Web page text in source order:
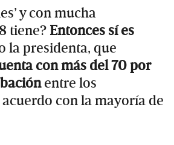
y con mucha
tiene? Entonces sí es
la presidenta, que
con más del 70 por
entre los
con la mayoría de